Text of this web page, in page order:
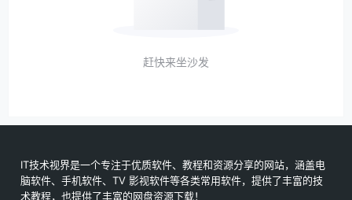
赶快来坐沙发
IT技术视界是一个专注于优质软件、教程和资源分享的网站，涵盖电
脑软件、手机软件、TV 影视软件等各类常用软件，提供了丰富的技
术教程，也提供了丰富的网盘资源下载！